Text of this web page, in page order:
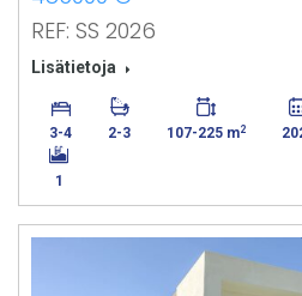
REF: SS 2026
Lisätietoja
3-4 2-3 107-225 m2
1